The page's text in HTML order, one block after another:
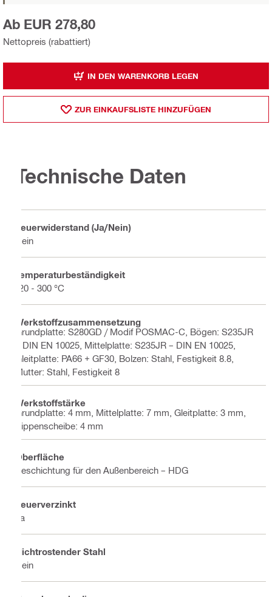
Nettopreis (rabattiert)
Ab EUR 278,80
IN DEN WARENKORB LEGEN
ZUR EINKAUFSLISTE HINZUFÜGEN
Technische Daten
Feuerwiderstand (Ja/Nein)
Nein
Temperaturbeständigkeit
-20 - 300 °C
Werkstoffzusammensetzung
Grundplatte: S280GD / Modif POSMAC-C, Bögen: S235JR
– DIN EN 10025, Mittelplatte: S235JR – DIN EN 10025,
Gleitplatte: PA66 + GF30, Bolzen: Stahl, Festigkeit 8.8,
Mutter: Stahl, Festigkeit 8
Werkstoffstärke
Grundplatte: 4 mm, Mittelplatte: 7 mm, Gleitplatte: 3 mm,
Rippenscheibe: 4 mm
Oberfläche
Beschichtung für den Außenbereich – HDG
Feuerverzinkt
Ja
Nichtrostender Stahl
Nein